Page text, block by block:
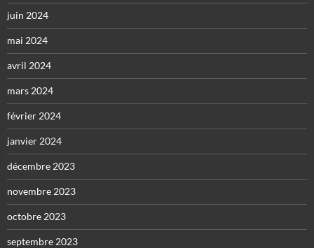
juin 2024
mai 2024
avril 2024
mars 2024
février 2024
janvier 2024
décembre 2023
novembre 2023
octobre 2023
septembre 2023